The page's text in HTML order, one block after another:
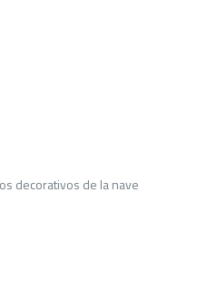
decorativos de la nave